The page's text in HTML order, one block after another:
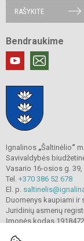
RAŠYKITE
Bendraukime
Ignalinos „Šaltinėlio“
Savivaldybės
Vasario 16-osios g. 39,
Tel. +370 386 52 678
El. p.
Duomenys kaupiami ir
Juridinių asmenų
Įmonės kodas